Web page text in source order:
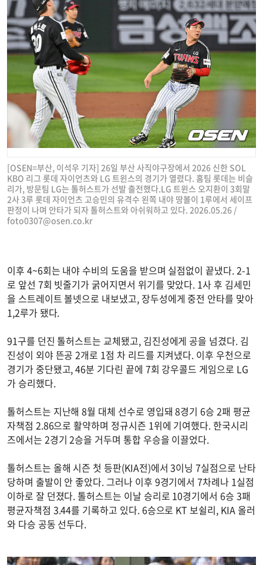
[OSEN=부산, 이석우 기자] 26일 부산 사직야구장에서 2026 신한 SOL
KBO 리그 롯데 자이언츠와 LG 트윈스의 경기가 열렸다. 홈팀 롯데는 비슬
리가, 방문팀 LG는 톨허스트가 선발 출전했다.LG 트윈스 오지환이 3회말
2사 3루 롯데 자이언츠 고승민의 유격수 왼쪽 내야 땅볼이 1루에서 세이프
판정이 나며 안타가 되자 톨허스트와 아쉬워하고 있다. 2026.05.26 /
foto0307@osen.co.kr
이후 4~6회는 내야 수비의 도움을 받으며 실점없이 끝냈다. 2-1
로 앞선 7회 빗줄기가 굵어지면서 위기를 맞았다. 1사 후 김세민
을 스트레이트 볼넷으로 내보냈고, 장두성에게 중전 안타를 맞아
1,2루가 됐다.
91구를 던진 톨허스트는 교체됐고, 김진성에게 공을 넘겼다. 김
진성이 외야 뜬공 2개로 1점 차 리드를 지켜냈다. 이후 우천으로
경기가 중단됐고, 46분 기다린 끝에 7회 강우콜드 게임으로 LG
가 승리했다.
톨허스트는 지난해 8월 대체 선수로 영입돼 8경기 6승 2패 평균
자책점 2.86으로 활약하며 정규시즌 1위에 기여했다. 한국시리
즈에서는 2경기 2승을 거두며 통합 우승을 이끌었다.
톨허스트는 올해 시즌 첫 등판(KIA전)에서 3이닝 7실점으로 난타
당하며 출발이 안 좋았다. 그러나 이후 9경기에서 7차례나 1실점
이하로 잘 던졌다. 톨허스트는 이날 승리로 10경기에서 6승 3패
평균자책점 3.44를 기록하고 있다. 6승으로 KT 보쉴리, KIA 올러
와 다승 공동 선두다.